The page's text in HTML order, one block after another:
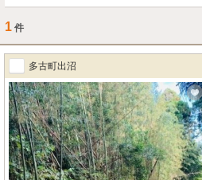
1 件
多古町出沼